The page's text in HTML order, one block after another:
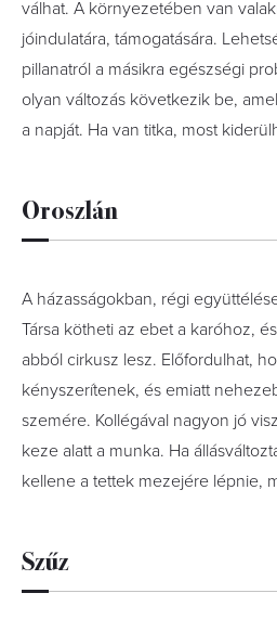
válhat. A környezetében van
jóindulatára, támogatására.
pillanatról a másikra egészségi
olyan változás következik be,
a napját. Ha van titka, most
Oroszlán
A házasságokban, régi
Társa kötheti az ebet a karóhoz,
abból cirkusz lesz. Előfordulhat,
kényszerítenek, és emiatt
szemére. Kollégával nagyon jó
keze alatt a munka. Ha
kellene a tettek mezejére lépnie,
Szűz